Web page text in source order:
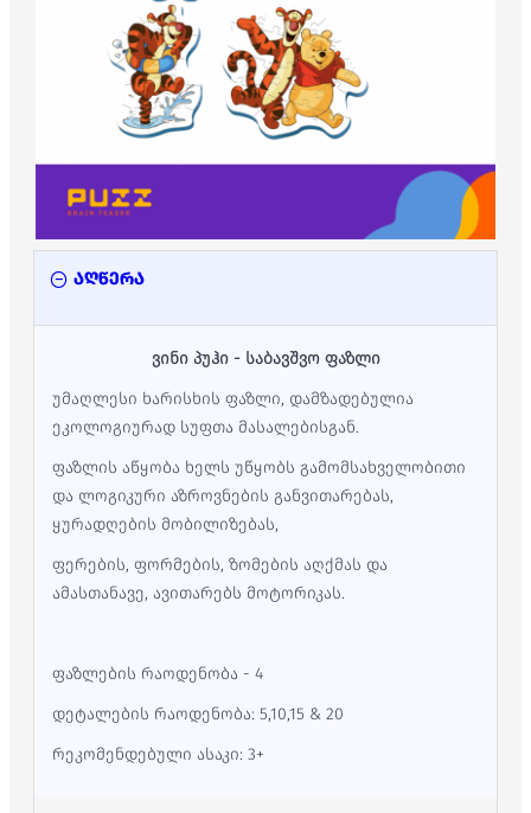
აღწერა
ვინი პუჰი - საბავშვო ფაზლი
უმაღლესი ხარისხის ფაზლი, დამზადებულია
ეკოლოგიურად სუფთა მასალებისგან.
ფაზლის აწყობა ხელს უწყობს გამომსახველობითი
და ლოგიკური აზროვნების განვითარებას,
ყურადღების მობილიზებას,
ფერების, ფორმების, ზომების აღქმას და
ამასთანავე, ავითარებს მოტორიკას.
ფაზლების რაოდენობა - 4
დეტალების რაოდენობა: 5,10,15 & 20
რეკომენდებული ასაკი: 3+